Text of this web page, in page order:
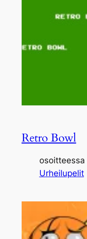
Retro Bowl
osoitteessa
Urheilupelit